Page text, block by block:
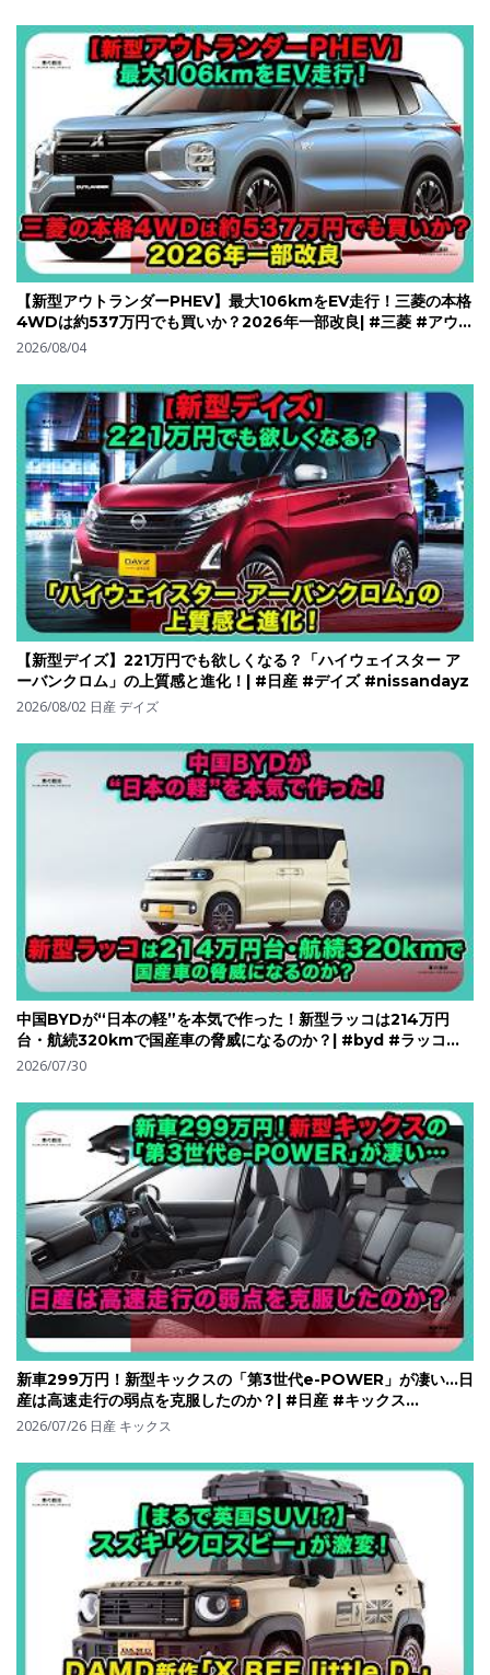
【新型アウトランダーPHEV】最大106kmをEV走行！三菱の本格
4WDは約537万円でも買いか？2026年一部改良| #三菱 #アウト
ランダーphev #outlanderphev
2026/08/04
【新型デイズ】221万円でも欲しくなる？「ハイウェイスター ア
ーバンクロム」の上質感と進化！| #日産 #デイズ #nissandayz
2026/08/02 日産 デイズ
中国BYDが“日本の軽”を本気で作った！新型ラッコは214万円
台・航続320kmで国産車の脅威になるのか？| #byd #ラッコ
#bydracco
2026/07/30
新車299万円！新型キックスの「第3世代e-POWER」が凄い…日
産は高速走行の弱点を克服したのか？| #日産 #キックス
#nissankicks
2026/07/26 日産 キックス